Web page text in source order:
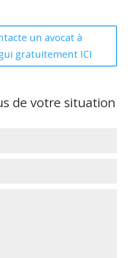
un avocat à
gratuitement ICI
de votre situation